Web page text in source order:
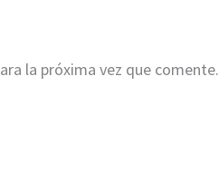
la próxima vez que comente.